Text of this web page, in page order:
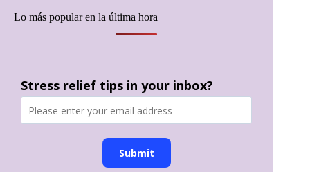
Lo más popular en la última hora
Stress relief tips in your inbox?
Submit